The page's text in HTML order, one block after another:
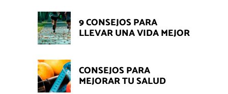
9 CONSEJOS PARA
LLEVAR UNA VIDA MEJOR
CONSEJOS PARA
MEJORAR TU SALUD